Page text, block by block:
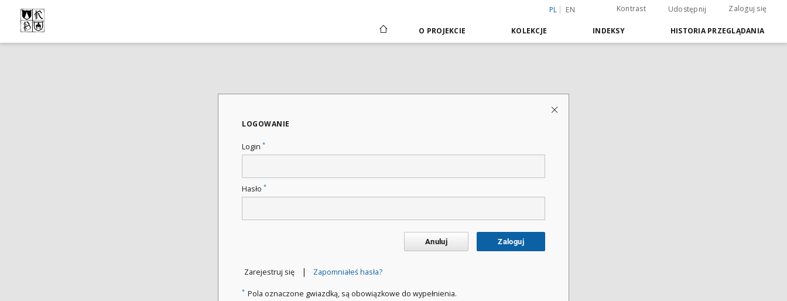
PL EN Kontrast Udostępnij Zaloguj się
O PROJEKCIE KOLEKCJE INDEKSY HISTORIA PRZEGLĄDANIA
LOGOWANIE
Login *
Hasło *
Anuluj Zaloguj
Zarejestruj się | Zapomniałeś hasła?
* Pola oznaczone gwiazdką, są obowiązkowe do wypełnienia.